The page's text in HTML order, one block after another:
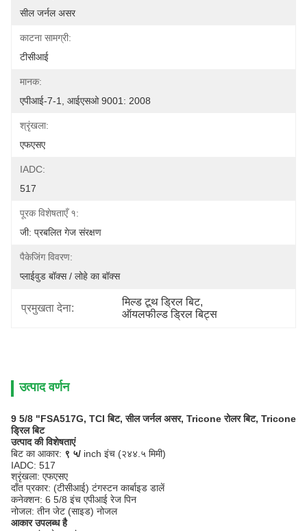
सील जर्नल असर
काटना सामग्री:
टीसीआई
मानक:
एपीआई-7-1, आईएसओ 9001: 2008
श्रृंखला:
एफएसए
IADC:
517
पूरक विशेषताएँ १:
जी: प्रबलित गेज संरक्षण
पैकेजिंग विवरण:
प्लाईवुड बॉक्स / लोहे का बॉक्स
प्रमुखता देना:
मिल्ड टूथ ड्रिल बिट,
ऑयलफील्ड ड्रिल बिट्स
उत्पाद वर्णन
9 5/8 "FSA517G, TCI बिट, सील जर्नल असर, Tricone रोलर बिट, Tricone
ड्रिल बिट
उत्पाद की विशेषताएं
बिट का आकार: ९ ५/ inch इंच (२४४.५ मिमी)
IADC: 517
श्रृंखला: एफएसए
दाँत प्रकार: (टीसीआई) टंगस्टन कार्बाइड डालें
कनेक्शन: 6 5/8 इंच एपीआई रेज पिन
नोजल: तीन जेट (साइड) नोजल
आकार उपलब्ध है